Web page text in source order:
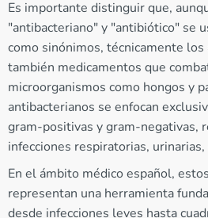
Es importante distinguir que,
"antibacteriano" y "antibiótico" se
como sinónimos, técnicamente
también medicamentos que
microorganismos como hongos y
antibacterianos se enfocan
gram-positivas y gram-negativas,
infecciones respiratorias,
En el ámbito médico español,
representan una herramienta
desde infecciones leves hasta